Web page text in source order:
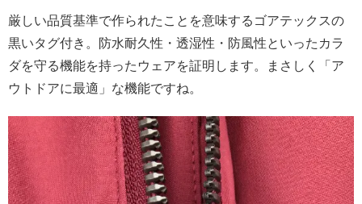
厳しい品質基準で作られたことを意味するゴアテックスの
黒いタグ付き。防水耐久性・透湿性・防風性といったカラ
ダを守る機能を持ったウェアを証明します。まさしく「ア
ウトドアに最適」な機能ですね。